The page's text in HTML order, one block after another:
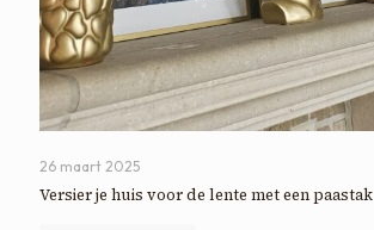
26 maart 2025
Versier je huis voor de lente met een paastak